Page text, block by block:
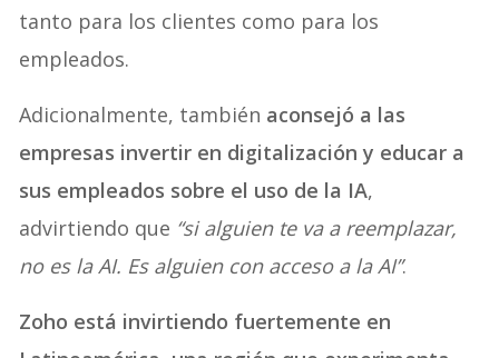
tanto para los clientes como para los
empleados.
Adicionalmente, también aconsejó a las
empresas invertir en digitalización y educar a
sus empleados sobre el uso de la IA,
advirtiendo que “si alguien te va a reemplazar,
no es la AI. Es alguien con acceso a la AI”.
Zoho está invirtiendo fuertemente en